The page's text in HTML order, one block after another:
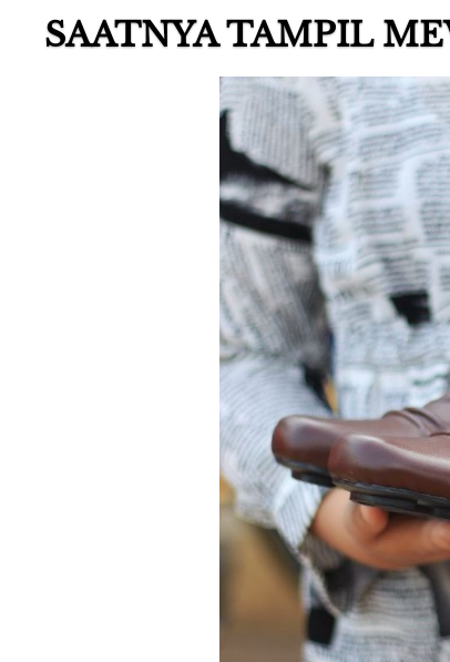
SAATNYA TAMPIL